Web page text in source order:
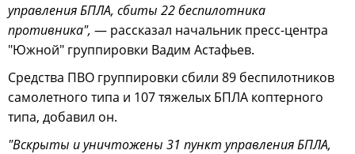
управления БПЛА, сбиты 22 беспилотника
противника", — рассказал начальник пресс-центра
"Южной" группировки Вадим Астафьев.
Средства ПВО группировки сбили 89 беспилотников
самолетного типа и 107 тяжелых БПЛА коптерного
типа, добавил он.
"Вскрыты и уничтожены 31 пункт управления БПЛА,